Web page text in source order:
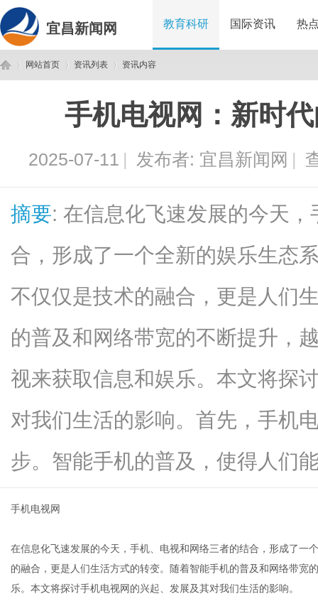
宜昌新闻网 教育科研 国际资讯 热
网站首页 资讯列表 资讯内容
手机电视网：新时
2025-07-11 | 发布者: 宜昌新闻网 |
摘要: 在信息化飞速发展的今天
合，形成了一个全新的娱乐生
不仅仅是技术的融合，更是人们
的普及和网络带宽的不断提升，
视来获取信息和娱乐。本文将探
对我们生活的影响。首先，手机
步。智能手机的普及，使得人们
手机电视网
在信息化飞速发展的今天，手机、电视和网络三者的结合，形成了
的融合，更是人们生活方式的转变。随着智能手机的普及和网络带宽
乐。本文将探讨手机电视网的兴起、发展及其对我们生活的影响。